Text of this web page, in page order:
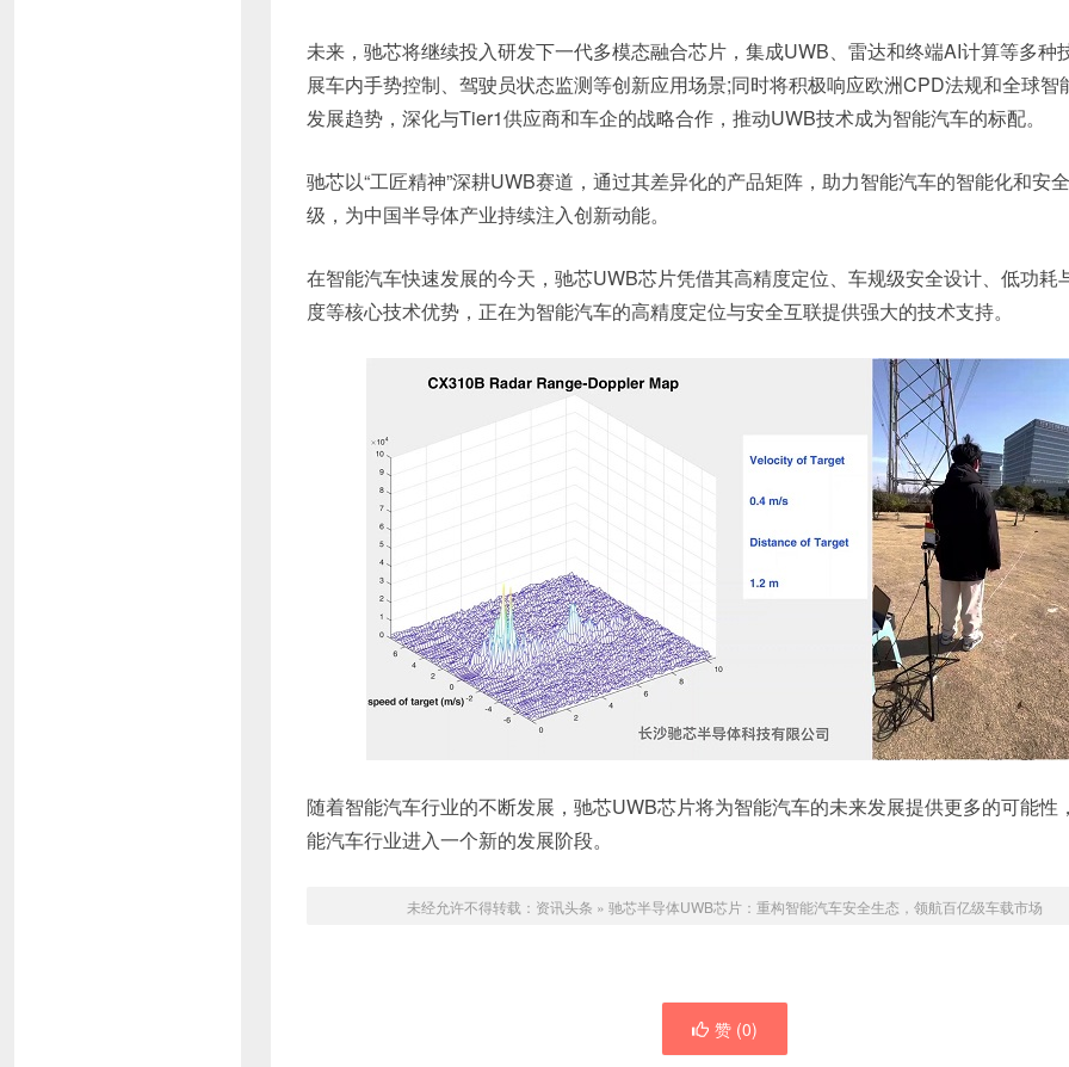
未来，驰芯将继续投入研发下一代多模态融合芯片，集成UWB、雷达和终端AI计算等多种
展车内手势控制、驾驶员状态监测等创新应用场景;同时将积极响应欧洲CPD法规和全球智
发展趋势，深化与Tier1供应商和车企的战略合作，推动UWB技术成为智能汽车的标配。
驰芯以“工匠精神”深耕UWB赛道，通过其差异化的产品矩阵，助力智能汽车的智能化和安
级，为中国半导体产业持续注入创新动能。
在智能汽车快速发展的今天，驰芯UWB芯片凭借其高精度定位、车规级安全设计、低功耗
度等核心技术优势，正在为智能汽车的高精度定位与安全互联提供强大的技术支持。
随着智能汽车行业的不断发展，驰芯UWB芯片将为智能汽车的未来发展提供更多的可能性
能汽车行业进入一个新的发展阶段。
未经允许不得转载： 资讯头条 » 驰芯半导体UWB芯片：重构智能汽车安全生态，领航百亿级车载市场
赞 (0)